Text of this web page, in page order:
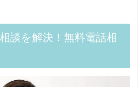
談を解決！無料電話相